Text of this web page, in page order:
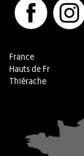
France
Hauts de Fr
Thiérache